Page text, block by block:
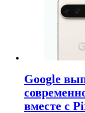
Google
вместе с